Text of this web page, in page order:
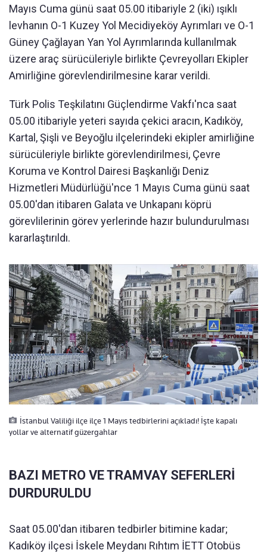
Mayıs Cuma günü saat 05.00 itibariyle 2 (iki) ışıklı
levhanın O-1 Kuzey Yol Mecidiyeköy Ayrımları ve O-1
Güney Çağlayan Yan Yol Ayrımlarında kullanılmak
üzere araç sürücüleriyle birlikte Çevreyolları Ekipler
Amirliğine görevlendirilmesine karar verildi.
Türk Polis Teşkilatını Güçlendirme Vakfı'nca saat
05.00 itibariyle yeteri sayıda çekici aracın, Kadıköy,
Kartal, Şişli ve Beyoğlu ilçelerindeki ekipler amirliğine
sürücüleriyle birlikte görevlendirilmesi, Çevre
Koruma ve Kontrol Dairesi Başkanlığı Deniz
Hizmetleri Müdürlüğü'nce 1 Mayıs Cuma günü saat
05.00'dan itibaren Galata ve Unkapanı köprü
görevlilerinin görev yerlerinde hazır bulundurulması
kararlaştırıldı.
İstanbul Valiliği ilçe ilçe 1 Mayıs tedbirlerini açıkladı! İşte kapalı
yollar ve alternatif güzergahlar
BAZI METRO VE TRAMVAY SEFERLERİ
DURDURULDU
Saat 05.00'dan itibaren tedbirler bitimine kadar;
Kadıköy ilçesi İskele Meydanı Rıhtım İETT Otobüs